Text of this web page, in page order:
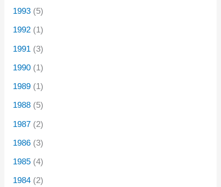
1993 (5)
1992 (1)
1991 (3)
1990 (1)
1989 (1)
1988 (5)
1987 (2)
1986 (3)
1985 (4)
1984 (2)